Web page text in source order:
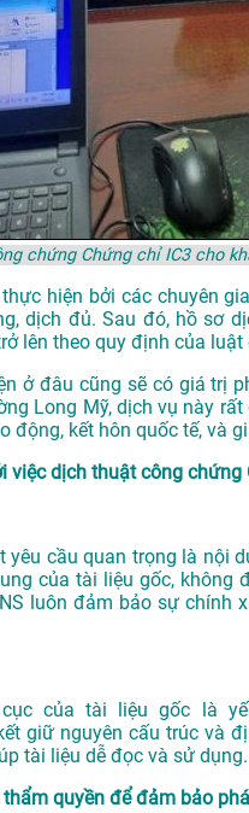
chứng Chứng chỉ IC3 cho
hiện bởi các chuyên
dịch đủ. Sau đó, hồ sơ
lên theo quy định của
ở đâu cũng sẽ có giá trị
Long Mỹ, dịch vụ này
động, kết hôn quốc tế, và
việc dịch thuật công chứng
yêu cầu quan trọng là nội
của tài liệu gốc,
luôn đảm bảo sự
của tài liệu gốc là
giữ nguyên cấu trúc và
tài liệu dễ đọc và sử dụng.
quyền để đảm bảo